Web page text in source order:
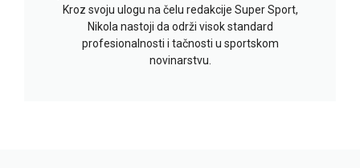
Kroz svoju ulogu na čelu redakcije Super Sport,
Nikola nastoji da održi visok standard
profesionalnosti i tačnosti u sportskom
novinarstvu.